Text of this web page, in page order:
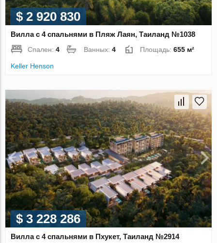
$ 2 920 830
Вилла с 4 спальнями в Пляж Лаян, Таиланд №1038
Спален:4 Ванных:4 Площадь:655 м²
Keller Henson
$ 3 228 286
Вилла с 4 спальнями в Пхукет, Таиланд №2914